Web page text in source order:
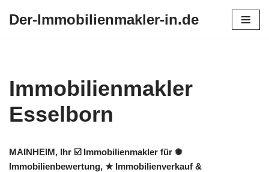
Der-Immobilienmakler-in.de
Immobilienmakler
Esselborn
MAINHEIM, Ihr ☑️ Immobilienmakler für ✺
Immobilienbewertung, ★ Immobilienverkauf &